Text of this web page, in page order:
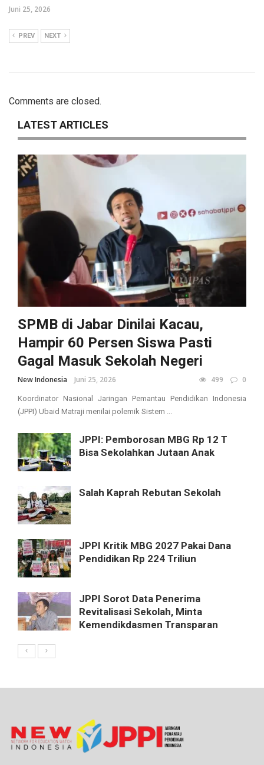
Juni 25, 2026
PREV NEXT
Comments are closed.
LATEST ARTICLES
SPMB di Jabar Dinilai Kacau,
Hampir 60 Persen Siswa Pasti
Gagal Masuk Sekolah Negeri
New Indonesia Juni 25, 2026 499 0
Koordinator Nasional Jaringan Pemantau Pendidikan Indonesia
(JPPI) Ubaid Matraji menilai polemik Sistem ...
JPPI: Pemborosan MBG Rp 12 T
Bisa Sekolahkan Jutaan Anak
Salah Kaprah Rebutan Sekolah
JPPI Kritik MBG 2027 Pakai Dana
Pendidikan Rp 224 Triliun
JPPI Sorot Data Penerima
Revitalisasi Sekolah, Minta
Kemendikdasmen Transparan